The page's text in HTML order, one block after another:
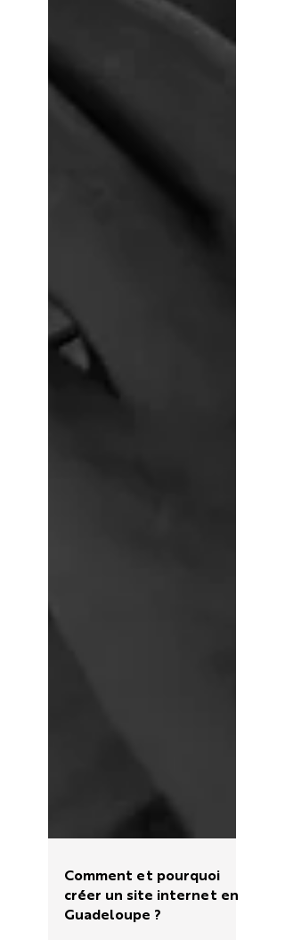
Comment et pourquoi
créer un site internet en